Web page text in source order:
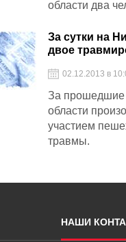
области два
За сутки на
двое
02.12.2013 в
За прошедшие
области
участием
травмы.
НАШИ